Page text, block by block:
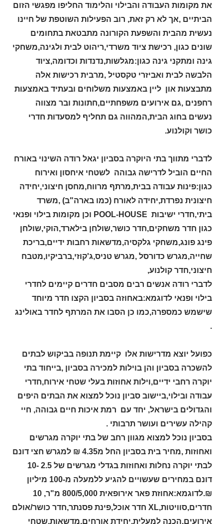
את מקומות העבודה והבילוי והלימוד החליפו מפגשי הזום
הביתיים ,אך לא רק זאת, רוב הפעילות השוטפת של חיינו
נעשית מהבית והשפעת הקורונה מתבטאת בתחומים
שונים כגון, רכישת ציוד משרדי,ריהוט לבית ולגינה,משחקי
גינה ומתקני גינה כגון:מגלשות,נדנדות וכדומה,ציוד
הלבשה לבית ואביזרי טקסטיל ,מרבית רכישות אלה
מתבצעות און ליין באמצעות משלוחים ובעתיד באמצעות
רחפנים ,גם אירועים משפחתיים,חתונות ובר מצווה
נעשים בחוג הבית,המהווה גם תחליף למסעדות חדרי
כושר וקולנוע.
לדברי מתווך בתי היוקרה בסביון יגאל רודה השינוי באורח
החיים הוביל לדרישה גבוהה לשטחי איחסון ואירוח
כגון:פינות עבודה בבית,מרתף מרווח,מחסן חיצוני,יחידה
חיצונית נפרדת,יחידה לאורח (כמו בארה"ב) ,משרד
ביתי,חדרי ישיבות POOL-HOUSE וכן מקומות בילוי ופנאי
כגון חדר משחקים,חדר כושר,שולחן בילארד,הוקי,שולחן
פינג פונג,משחקי גלקסיה,מדשאות רחבות ידיים,בריכת
שחייה,מגרש כדורסל ,מגרש טניס,ג'קוזי,ברביקיו,מטבח
חיצוני,חדר קולנוע,
לדברי רודה אנשים רבים מסבים חדרים קיימים לחדרי
בילוי ופנאי לדוגמא:באחוזה בסביון הקצו חדר מיוחד
שישמש כמספרה,כמו כן הסבו את המרתף לחדר באולינג
.
כפועל יוצא מדרישות אלו קיימת תנופה בביקוש לבתים
להשכרה בסביון והן בוילות למכירה בסביון ,בייחוד בתי
יוקרה רחבי ידיים,וילות אחוזות בעלי שטחי אירוח,חדרי
עבודה ובילוי,ביישוב סביון נוכל למצוא את הבתים היפים
והגדולים בישראל, יחד עם רמת איכות חיים גבוהה, חיי
קהילה עשירים ועושר תרבותי .
בסביון נוכל למצוא מגוון רחב של בתי יוקרה מגרשים
ואחוזות ,מחיר בית בסביון החל מ4.35 ₪ למגרש חצי דונם
לבתי יוקרה נחלות ואחוזות בגדלי מגרשים של 2.5 -10
דונם במחירים שעשויים להגיע ללמעלה מ-100 מיליון
₪.לדוגמא:אחוזת פאר אירופאית 800/5,000 מ"ר, 10
חדרים,סוויטותXL, חדר אוכל,פינת פסנתר,חדר כושר/אולם
אירועים,הכנה למעלית,יחידת אורחים,מדשאות,שטחי